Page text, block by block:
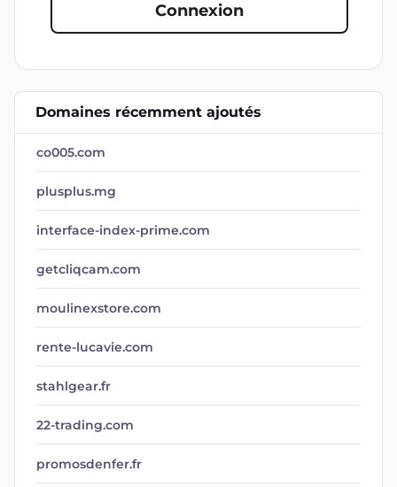
Connexion
Domaines récemment ajoutés
co005.com
plusplus.mg
interface-index-prime.com
getcliqcam.com
moulinexstore.com
rente-lucavie.com
stahlgear.fr
22-trading.com
promosdenfer.fr